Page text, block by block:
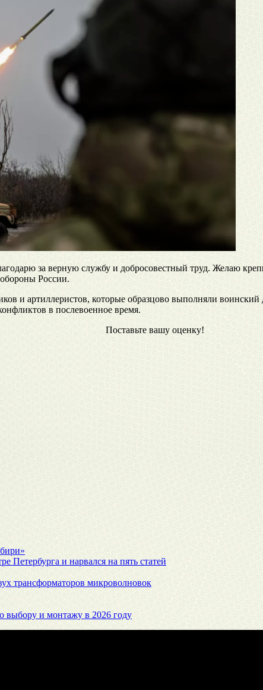
за верную службу и добросовестный труд. Желаю
России.
и артиллеристов, которые образцово выполняли
в послевоенное время.
Поставьте вашу оценку!
Петербурга и нарвался на пять статей
трансформаторов микроволновок
выбору и монтажу в 2026 году